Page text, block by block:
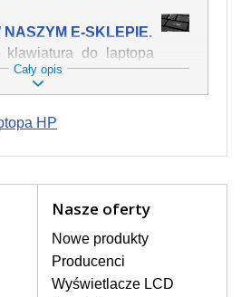
NASZYM E-SKLEPIE.
do laptopa
mechanicznie
ją płynem, który
nową klawiaturę,
klawiatury w
ją znajdziesz za
Wystarczy znać
każdej klawiaturze
szczególowe zdjęcie
naszego magazynu.
Cały opis
HP
Nasze oferty
Nowe produkty
Producenci
Wyświetlacze LCD